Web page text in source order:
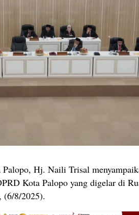
Hj. Naili Trisal
Kota Palopo yang digelar di
(6/8/2025).